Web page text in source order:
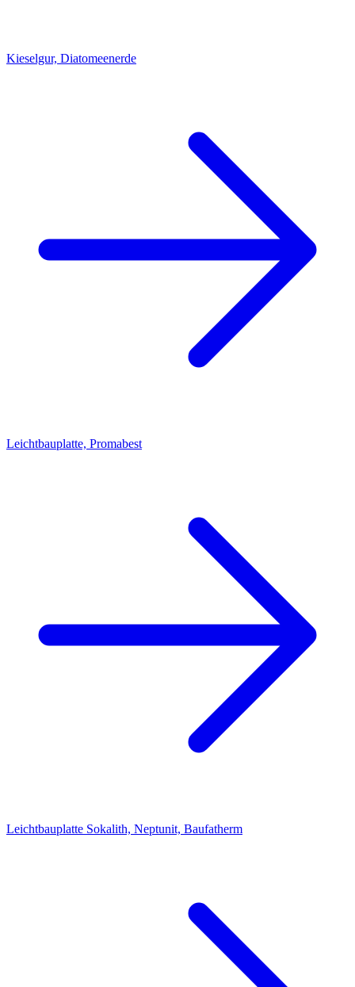
Kieselgur, Diatomeenerde
Leichtbauplatte, Promabest
Leichtbauplatte Sokalith, Neptunit, Baufatherm